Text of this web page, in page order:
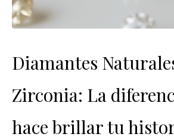
Diamantes
Zirconia: La
hace brillar tu